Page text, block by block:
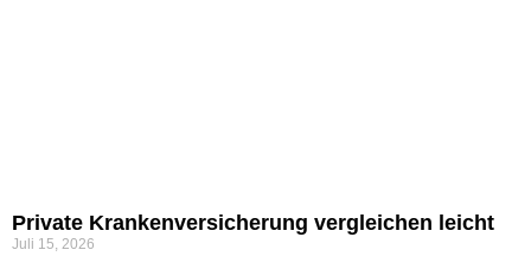
Pri­va­te Kran­ken­ver­si­che­rung ver­glei­chen leicht
Juli 15, 2026